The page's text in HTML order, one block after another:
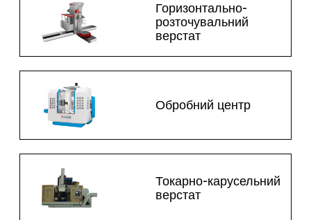
Горизонтально-
розточувальний
верстат
Обробний центр
Токарно-карусельний
верстат